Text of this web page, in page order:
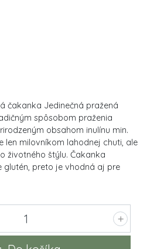
čakanka Jedinečná pražená
spôsobom praženia
obsahom inulínu min.
len milovníkom lahodnej chuti, ale
životného štýlu. Čakanka
glutén, preto je vhodná aj pre